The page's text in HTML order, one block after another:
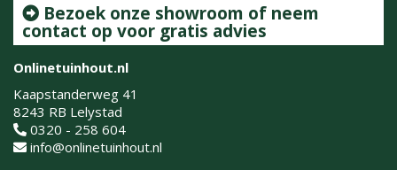
Bezoek onze showroom of neem
contact op voor gratis advies
Onlinetuinhout.nl
Kaapstanderweg 41
8243 RB Lelystad
0320 - 258 604
info@onlinetuinhout.nl